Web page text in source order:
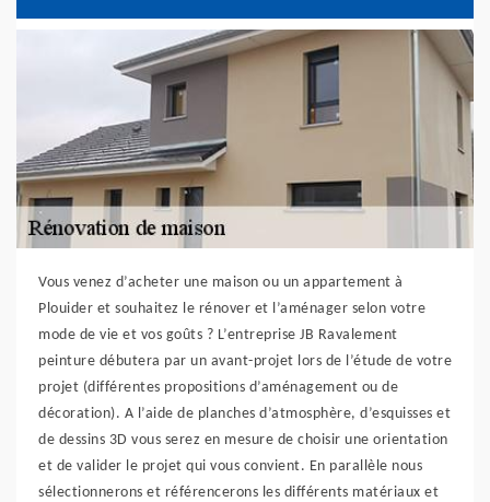
Vous venez d’acheter une maison ou un appartement à
Plouider et souhaitez le rénover et l’aménager selon votre
mode de vie et vos goûts ? L’entreprise JB Ravalement
peinture débutera par un avant-projet lors de l’étude de votre
projet (différentes propositions d’aménagement ou de
décoration). A l’aide de planches d’atmosphère, d’esquisses et
de dessins 3D vous serez en mesure de choisir une orientation
et de valider le projet qui vous convient. En parallèle nous
sélectionnerons et référencerons les différents matériaux et